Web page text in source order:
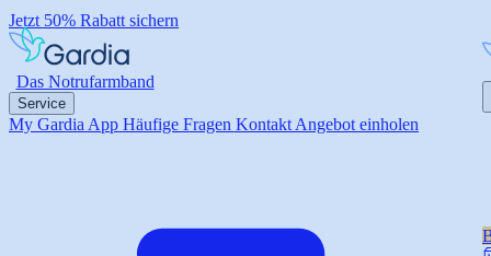
Das Notrufarmband
Service
My Gardia App Häufige Fragen Kontakt Angebot einholen
Jetzt 50% Rabatt sichern